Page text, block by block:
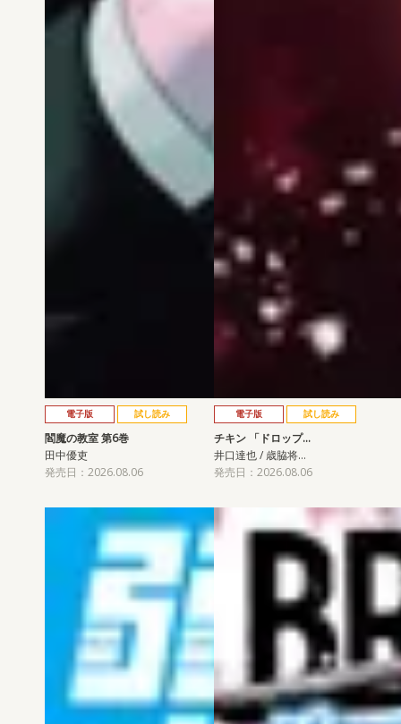
電子版 試し読み
閻魔の教室 第6巻
田中優吏
発売日：2026.08.06
電子版 試し読み
チキン 「ドロップ…
井口達也 / 歳脇将…
発売日：2026.08.06